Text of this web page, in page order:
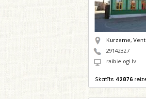
Kurzeme,
29142327
raibielogi.lv
Skatīts 42876